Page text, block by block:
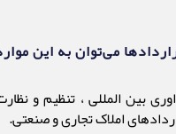
می‌توان به این
بین المللی ، تنظیم و
املاک تجاری و صنعتی.